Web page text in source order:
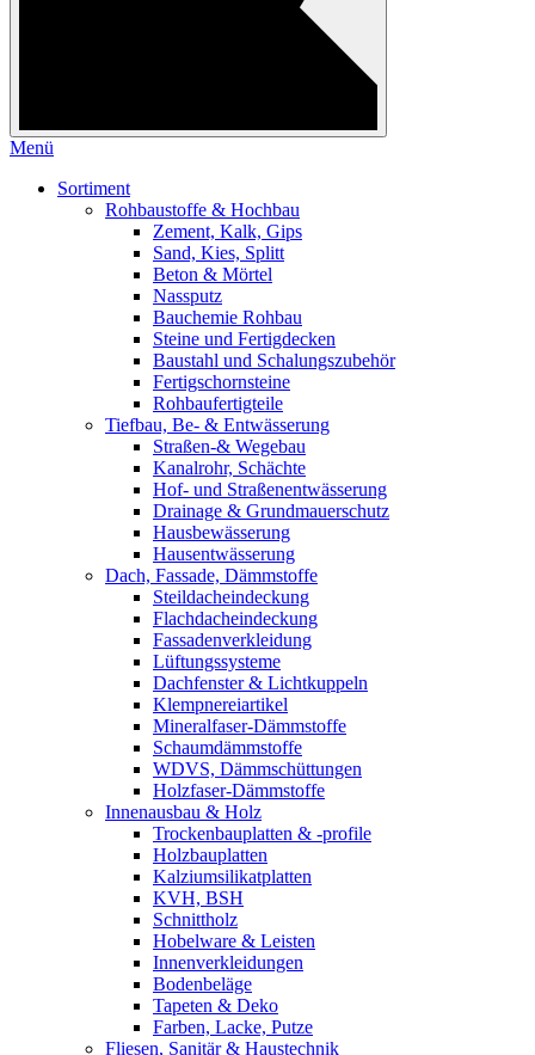
Menü
Sortiment
Rohbaustoffe & Hochbau
Zement, Kalk, Gips
Sand, Kies, Splitt
Beton & Mörtel
Nassputz
Bauchemie Rohbau
Steine und Fertigdecken
Baustahl und Schalungszubehör
Fertigschornsteine
Rohbaufertigteile
Tiefbau, Be- & Entwässerung
Straßen-& Wegebau
Kanalrohr, Schächte
Hof- und Straßenentwässerung
Drainage & Grundmauerschutz
Hausbewässerung
Hausentwässerung
Dach, Fassade, Dämmstoffe
Steildacheindeckung
Flachdacheindeckung
Fassadenverkleidung
Lüftungssysteme
Dachfenster & Lichtkuppeln
Klempnereiartikel
Mineralfaser-Dämmstoffe
Schaumdämmstoffe
WDVS, Dämmschüttungen
Holzfaser-Dämmstoffe
Innenausbau & Holz
Trockenbauplatten & -profile
Holzbauplatten
Kalziumsilikatplatten
KVH, BSH
Schnittholz
Hobelware & Leisten
Innenverkleidungen
Bodenbeläge
Tapeten & Deko
Farben, Lacke, Putze
Fliesen, Sanitär & Haustechnik